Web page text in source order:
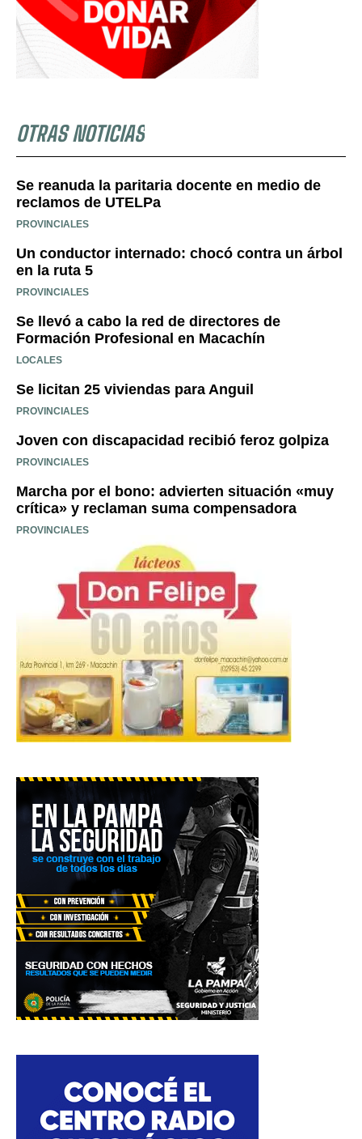
OTRAS NOTICIAS
Se reanuda la paritaria docente en medio de
reclamos de UTELPa
PROVINCIALES
Un conductor internado: chocó contra un árbol
en la ruta 5
PROVINCIALES
Se llevó a cabo la red de directores de
Formación Profesional en Macachín
LOCALES
Se licitan 25 viviendas para Anguil
PROVINCIALES
Joven con discapacidad recibió feroz golpiza
PROVINCIALES
Marcha por el bono: advierten situación «muy
crítica» y reclaman suma compensadora
PROVINCIALES